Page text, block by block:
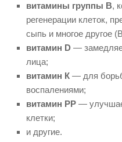
витамины группы В,
регенерации клеток,
сыпь и многое другое
витамин D —
лица;
витамин К — для
воспалениями;
витамин РР —
клетки;
и другие.